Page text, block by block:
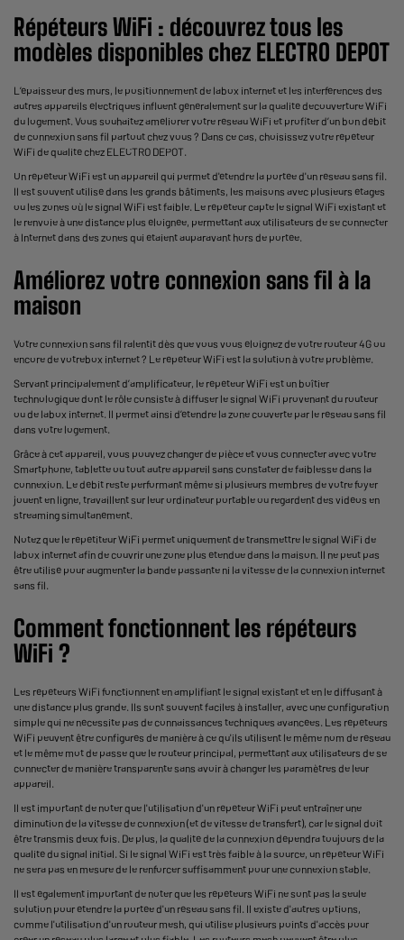
Répéteurs WiFi : découvrez tous les
modèles disponibles chez ELECTRO DEPOT
L’épaisseur des murs, le positionnement de labox internet et les interférences des
autres appareils électriques influent généralement sur la qualité decouverture WiFi
du logement. Vous souhaitez améliorer votre réseau WiFi et profiter d’un bon débit
de connexion sans fil partout chez vous ? Dans ce cas, choisissez votre répéteur
WiFi de qualité chez ELECTRO DEPOT.
Un répéteur WiFi est un appareil qui permet d'étendre la portée d'un réseau sans fil.
Il est souvent utilisé dans les grands bâtiments, les maisons avec plusieurs étages
ou les zones où le signal WiFi est faible. Le répéteur capte le signal WiFi existant et
le renvoie à une distance plus éloignée, permettant aux utilisateurs de se connecter
à Internet dans des zones qui étaient auparavant hors de portée.
Améliorez votre connexion sans fil à la
maison
Votre connexion sans fil ralentit dès que vous vous éloignez de votre routeur 4G ou
encore de votrebox internet ? Le répéteur WiFi est la solution à votre problème.
Servant principalement d’amplificateur, le répéteur WiFi est un boîtier
technologique dont le rôle consiste à diffuser le signal WiFi provenant du routeur
ou de labox internet. Il permet ainsi d’étendre la zone couverte par le réseau sans fil
dans votre logement.
Grâce à cet appareil, vous pouvez changer de pièce et vous connecter avec votre
Smartphone, tabletteou tout autre appareil sans constater de faiblesse dans la
connexion. Le débit reste performant même si plusieurs membres de votre foyer
jouent en ligne, travaillent sur leurordinateur portableou regardent des vidéos en
streaming simultanément.
Notez que le répétiteur WiFi permet uniquement de transmettre le signal WiFi de
labox internet afin de couvrir une zone plus étendue dans la maison. Il ne peut pas
être utilisé pour augmenter la bande passante ni la vitesse de la connexion internet
sans fil.
Comment fonctionnent les répéteurs
WiFi ?
Les répéteurs WiFi fonctionnent en amplifiant le signal existant et en le diffusant à
une distance plus grande. Ils sont souvent faciles à installer, avec une configuration
simple qui ne nécessite pas de connaissances techniques avancées. Les répéteurs
WiFi peuvent être configurés de manière à ce qu'ils utilisent le même nom de réseau
et le même mot de passe que le routeur principal, permettant aux utilisateurs de se
connecter de manière transparente sans avoir à changer les paramètres de leur
appareil.
Il est important de noter que l'utilisation d'un répéteur WiFi peut entraîner une
diminution de la vitesse de connexion (et de vitesse de transfert), car le signal doit
être transmis deux fois. De plus, la qualité de la connexion dépendra toujours de la
qualité du signal initial. Si le signal WiFi est très faible à la source, un répéteur WiFi
ne sera pas en mesure de le renforcer suffisamment pour une connexion stable.
Il est également important de noter que les répéteurs WiFi ne sont pas la seule
solution pour étendre la portée d'un réseau sans fil. Il existe d'autres options,
comme l'utilisation d'un routeur mesh, qui utilise plusieurs points d'accès pour